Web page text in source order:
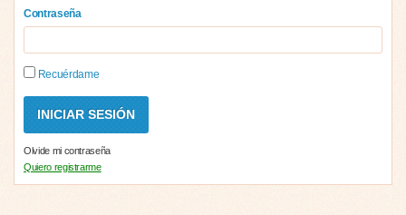
Contraseña
Recuérdame
Olvide mi contraseña
Quiero registrarme